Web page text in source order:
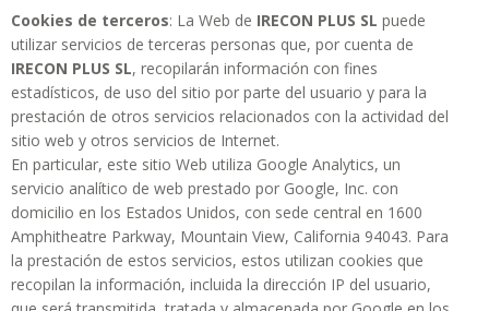
Cookies de terceros: La Web de IRECON PLUS SL puede
utilizar servicios de terceras personas que, por cuenta de
IRECON PLUS SL, recopilarán información con fines
estadísticos, de uso del sitio por parte del usuario y para la
prestación de otros servicios relacionados con la actividad del
sitio web y otros servicios de Internet.
En particular, este sitio Web utiliza Google Analytics, un
servicio analítico de web prestado por Google, Inc. con
domicilio en los Estados Unidos, con sede central en 1600
Amphitheatre Parkway, Mountain View, California 94043. Para
la prestación de estos servicios, estos utilizan cookies que
recopilan la información, incluida la dirección IP del usuario,